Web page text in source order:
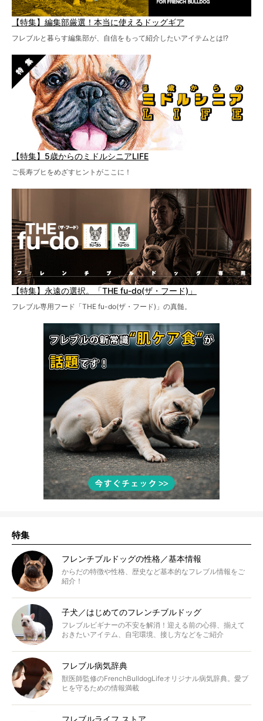
【特集】編集部厳選！本当に使えるドッグギア
フレブルと暮らす編集部が、自信をもって紹介したいアイテムとは!?
【特集】5歳からのミドルシニアLIFE
ご長寿ブヒをめざすヒントがここに！
【特集】永遠の選択。「THE fu-do(ザ・フード)」
フレブル専用フード「THE fu-do(ザ・フード)」の真髄。
特集
フレンチブルドッグの性格／基本情報
からだの特徴や性格、歴史など基本的なフレブル情報をご
紹介！
子犬／はじめてのフレンチブルドッグ
フレブルビギナーの不安を解消！迎える前の心得、揃えて
おきたいアイテム、自宅環境、接し方などをご紹介
フレブル病気辞典
獣医師監修のFrenchBulldogLifeオリジナル病気辞典。愛ブ
ヒを守るための情報満載
フレブルライフ ストア